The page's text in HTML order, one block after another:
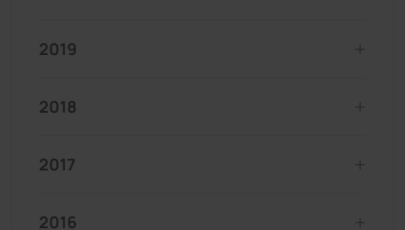
2019
2018
2017
2016